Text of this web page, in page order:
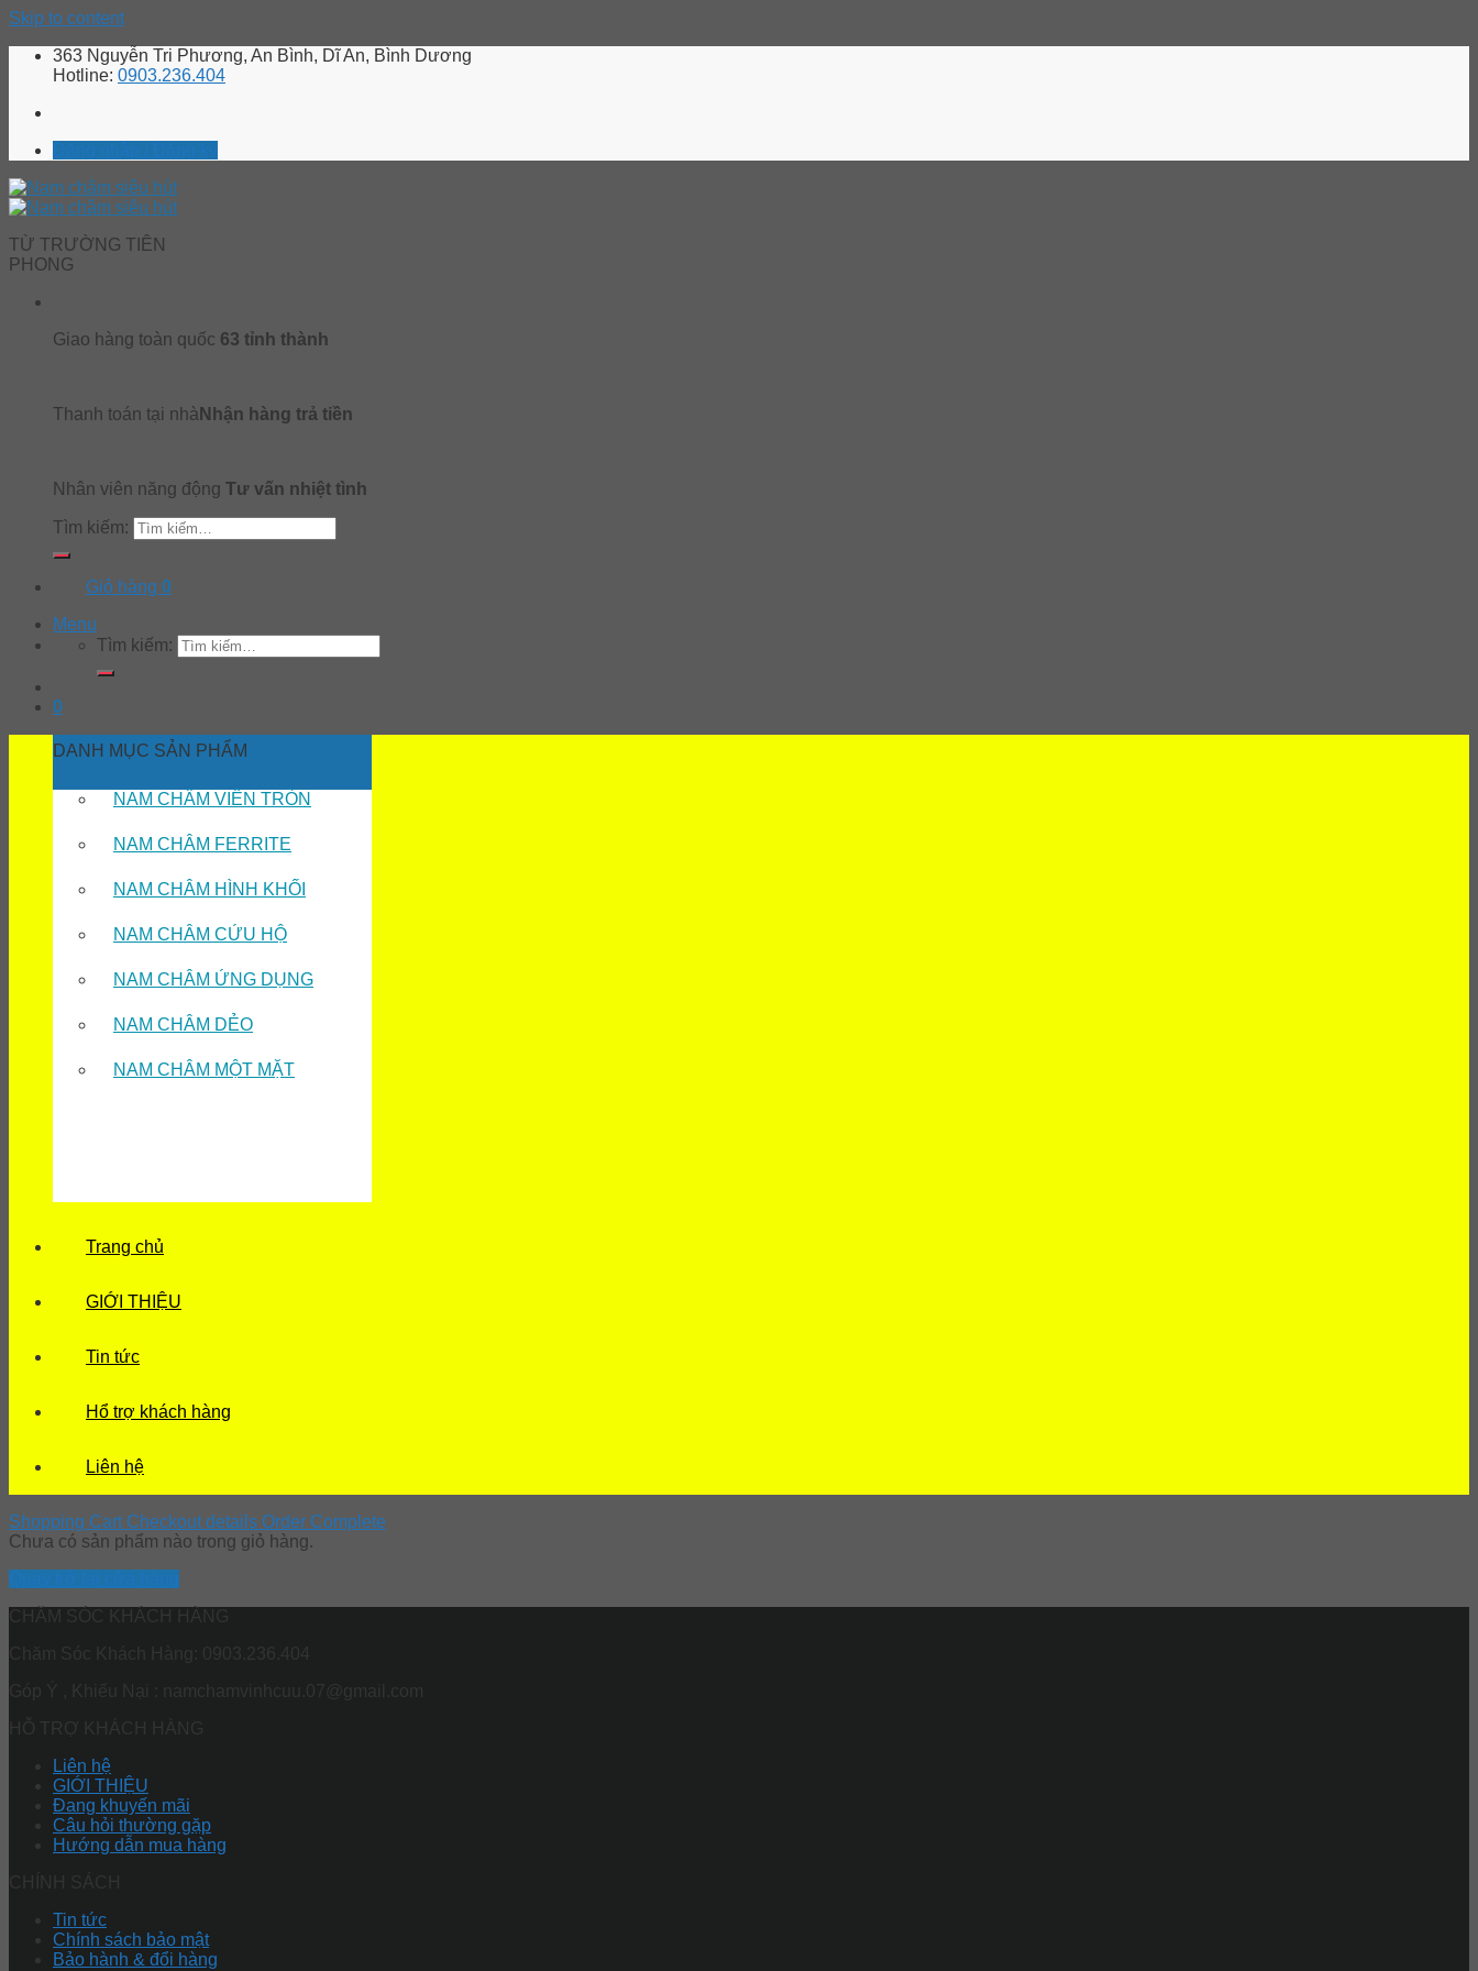
Skip to content
363 Nguyễn Tri Phương, An Bình, Dĩ An, Bình Dương
Hotline: 0903.236.404
TỪ TRƯỜNG TIÊN
PHONG
Giao hàng toàn quốc 63 tỉnh thành
Thanh toán tại nhà Nhận hàng trả tiền
Nhân viên năng động Tư vấn nhiệt tình
Tìm kiếm:
Giỏ hàng 0
Menu
Tìm kiếm:
0
DANH MỤC SẢN PHẨM
NAM CHÂM VIÊN TRÒN
NAM CHÂM FERRITE
NAM CHÂM HÌNH KHỐI
NAM CHÂM CỨU HỘ
NAM CHÂM ỨNG DỤNG
NAM CHÂM DẺO
NAM CHÂM MỘT MẶT
Trang chủ
GIỚI THIỆU
Tin tức
Hổ trợ khách hàng
Liên hệ
Shopping Cart Checkout details Order Complete
Chưa có sản phẩm nào trong giỏ hàng.
CHĂM SÓC KHÁCH HÀNG
Chăm Sóc Khách Hàng: 0903.236.404
Góp Ý , Khiếu Nại : namchamvinhcuu.07@gmail.com
HỖ TRỢ KHÁCH HÀNG
Liên hệ
GIỚI THIỆU
Đang khuyến mãi
Câu hỏi thường gặp
Hướng dẫn mua hàng
CHÍNH SÁCH
Tin tức
Chính sách bảo mật
Bảo hành & đổi hàng